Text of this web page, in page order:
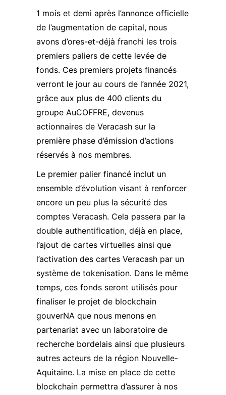
1 mois et demi après l’annonce officielle
de l’augmentation de capital, nous
avons d’ores-et-déjà franchi les trois
premiers paliers de cette levée de
fonds. Ces premiers projets financés
verront le jour au cours de l’année 2021,
grâce aux plus de 400 clients du
groupe AuCOFFRE, devenus
actionnaires de Veracash sur la
première phase d’émission d’actions
réservés à nos membres.
Le premier palier financé inclut un
ensemble d’évolution visant à renforcer
encore un peu plus la sécurité des
comptes Veracash. Cela passera par la
double authentification, déjà en place,
l’ajout de cartes virtuelles ainsi que
l’activation des cartes Veracash par un
système de tokenisation. Dans le même
temps, ces fonds seront utilisés pour
finaliser le projet de blockchain
gouverNA que nous menons en
partenariat avec un laboratoire de
recherche bordelais ainsi que plusieurs
autres acteurs de la région Nouvelle-
Aquitaine. La mise en place de cette
blockchain permettra d’assurer à nos